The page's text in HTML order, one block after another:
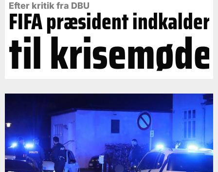
Efter kritik fra DBU
FIFA præsident indkalder
til krisemøde